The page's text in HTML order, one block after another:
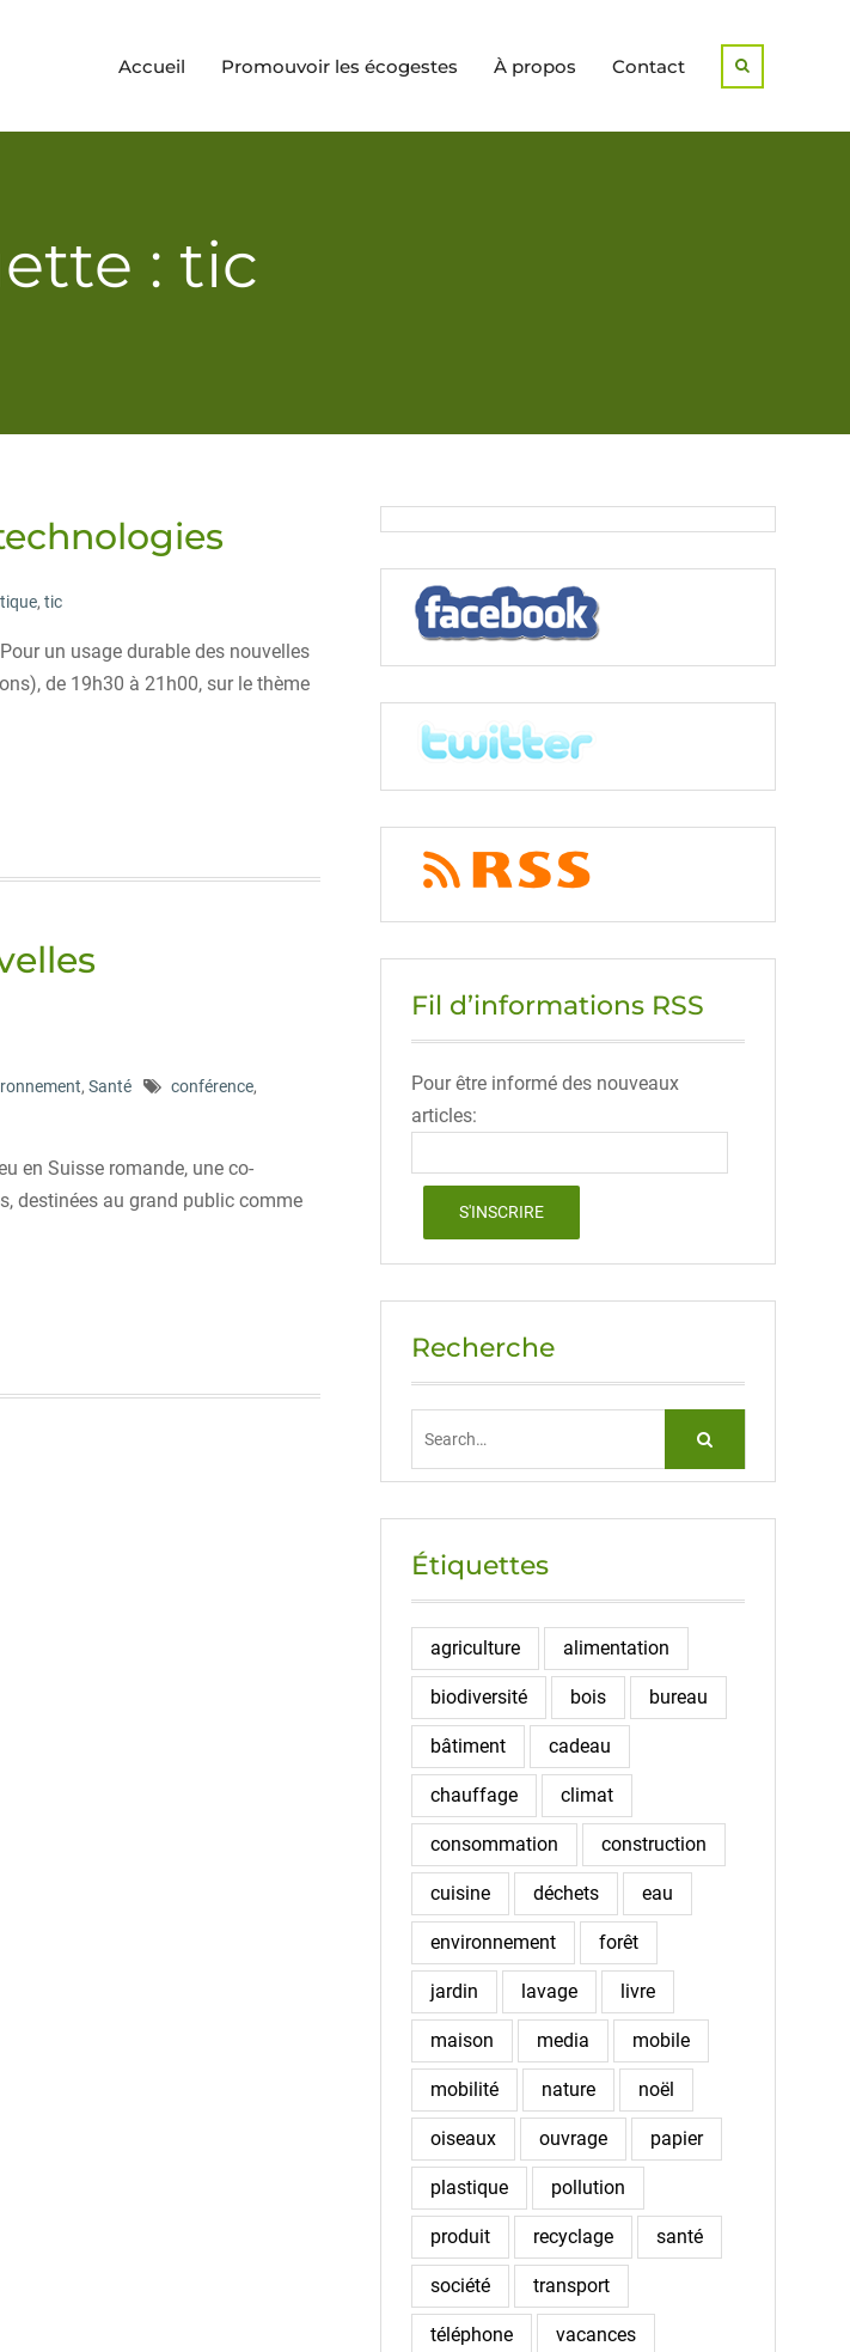
Accueil Promouvoir les écogestes À propos Contact
: tic
, tic
un usage durable des nouvelles
de 19h30 à 21h00, sur le thème
, Santé conférence,
en Suisse romande, une co-
destinées au grand public comme
Fil d’informations RSS
Pour être informé des nouveaux
articles:
Recherche
Étiquettes
agriculture alimentation
biodiversité bois bureau
bâtiment cadeau
chauffage climat
consommation construction
cuisine déchets eau
environnement forêt
jardin lavage livre
maison media mobile
mobilité nature noël
oiseaux ouvrage papier
plastique pollution
produit recyclage santé
société transport
téléphone vacances